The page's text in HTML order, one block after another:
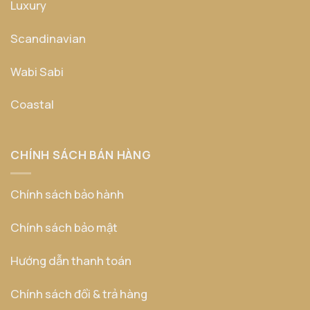
Luxury
Scandinavian
Wabi Sabi
Coastal
CHÍNH SÁCH BÁN HÀNG
Chính sách bảo hành
Chính sách bảo mật
Hướng dẫn thanh toán
Chính sách đổi & trả hàng